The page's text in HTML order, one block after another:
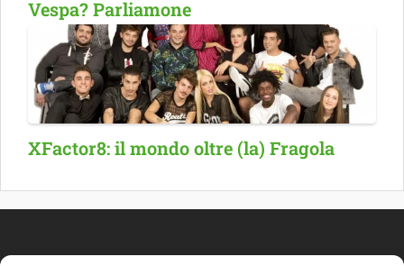
Vespa? Parliamone
XFactor8: il mondo oltre (la) Fragola